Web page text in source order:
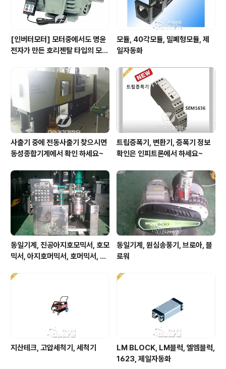
[인버터모터] 모터중에서도 명윤
전자가 만든 호리젠탈 타입의 모터
모듈, 40각모듈, 밀폐형모듈, 제
일자동화
사출기 중에 전동사출기 찾으시면
동성종합기계에서 확인 하세요~
트립증폭기, 변환기, 증폭기 정보
확인은 인피트론에서 하세요~
동일기계, 진공아지호모믹서, 호모
믹서, 아지호머믹서, 호머믹서, 유
동일기계, 원심송풍기, 브로아, 블
로워
지산테크, 고압세척기, 세척기
LM BLOCK, LM블럭, 엘엠블럭,
1623, 제일자동화